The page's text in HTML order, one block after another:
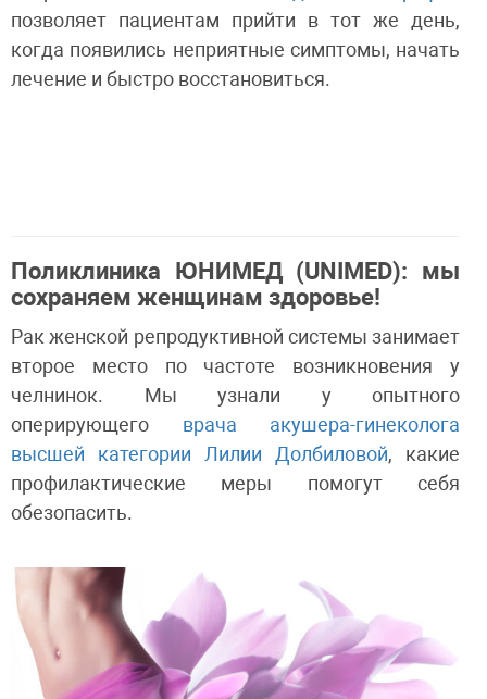
позволяет пациентам прийти в тот же день,
когда появились неприятные симптомы, начать
лечение и быстро восстановиться.
Поликлиника ЮНИМЕД (UNIMED): мы
сохраняем женщинам здоровье!
Рак женской репродуктивной системы занимает
второе место по частоте возникновения у
челнинок. Мы узнали у опытного
оперирующего врача акушера-гинеколога
высшей категории Лилии Долбиловой, какие
профилактические меры помогут себя
обезопасить.